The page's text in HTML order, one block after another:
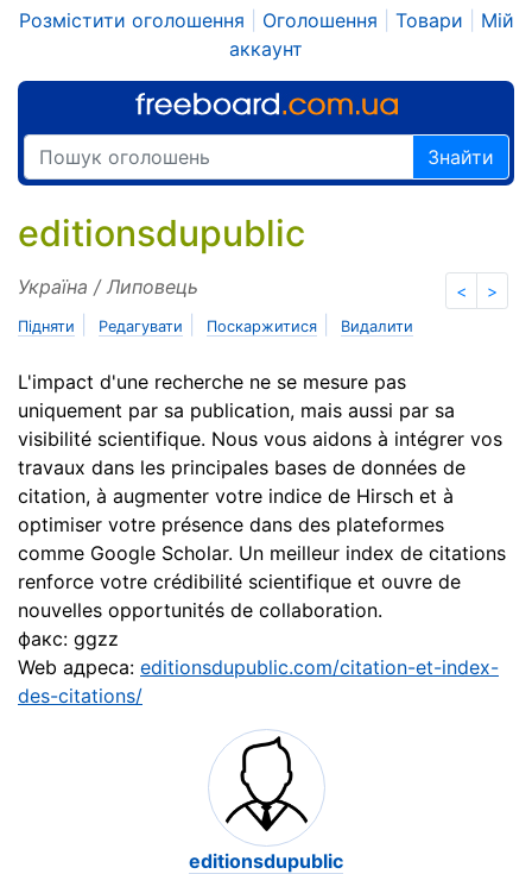
Розмістити оголошення Оголошення Товари
Мій
аккаунт
Знайти
editionsdupublic
< >
Україна / Липовець
Підняти Редагувати Поскаржитися Видалити
L'impact d'une recherche ne se mesure pas
uniquement par sa publication, mais aussi par sa
visibilité scientifique. Nous vous aidons à intégrer vos
travaux dans les principales bases de données de
citation, à augmenter votre indice de Hirsch et à
optimiser votre présence dans des plateformes
comme Google Scholar. Un meilleur index de citations
renforce votre crédibilité scientifique et ouvre de
nouvelles opportunités de collaboration.
факс: ggzz
Web адреса: editionsdupublic.com/citation-et-index-
des-citations/
editionsdupublic